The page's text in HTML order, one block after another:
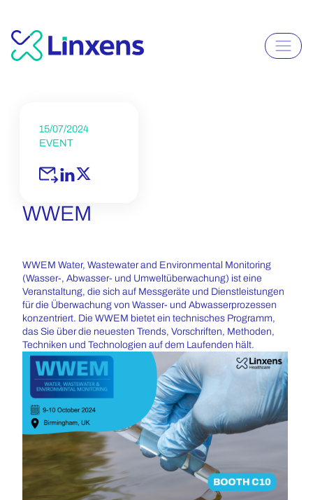
15/07/2024
EVENT
WWEM
WWEM Water, Wastewater and Environmental Monitoring
(Wasser-, Abwasser- und Umweltüberwachung) ist eine
Veranstaltung, die sich auf Messgeräte und Dienstleistungen
für die Überwachung von Wasser- und Abwasserprozessen
konzentriert. Die WWEM bietet ein technisches Programm,
das Sie über die neuesten Trends, Vorschriften, Methoden,
Techniken und Technologien auf dem Laufenden hält.